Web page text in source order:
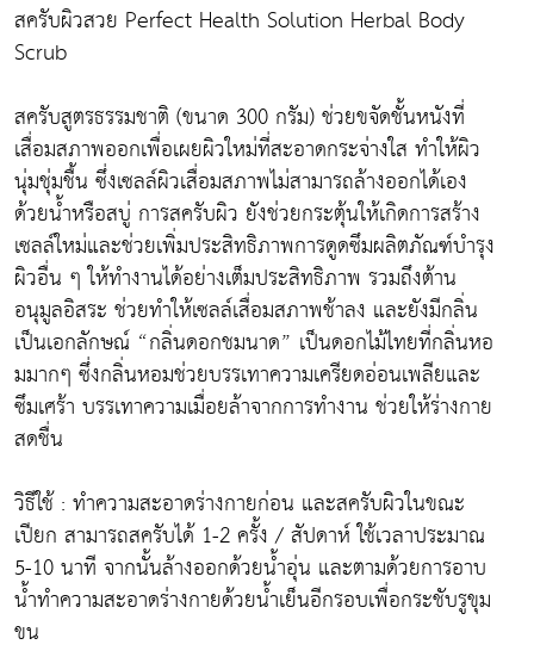
สครับผิวสวย Perfect Health Solution Herbal Body
Scrub
สครับสูตรธรรมชาติ (ขนาด 300 กรัม) ช่วยขจัดชั้นหนังที่
เสื่อมสภาพออกเพื่อเผยผิวใหม่ที่สะอาดกระจ่างใส ทำให้ผิว
นุ่มชุ่มชื้น ซึ่งเซลล์ผิวเสื่อมสภาพไม่สามารถล้างออกได้เอง
ด้วยน้ำหรือสบู่ การสครับผิว ยังช่วยกระตุ้นให้เกิดการสร้าง
เซลล์ใหม่และช่วยเพิ่มประสิทธิภาพการดูดซึมผลิตภัณฑ์บำรุง
ผิวอื่น ๆ ให้ทำงานได้อย่างเต็มประสิทธิภาพ รวมถึงต้าน
อนุมูลอิสระ ช่วยทำให้เซลล์เสื่อมสภาพช้าลง และยังมีกลิ่น
เป็นเอกลักษณ์ “กลิ่นดอกชมนาด” เป็นดอกไม้ไทยที่กลิ่นหอ
มมากๆ ซึ่งกลิ่นหอมช่วยบรรเทาความเครียดอ่อนเพลียและ
ซึมเศร้า บรรเทาความเมื่อยล้าจากการทำงาน ช่วยให้ร่างกาย
สดชื่น
วิธีใช้ : ทำความสะอาดร่างกายก่อน และสครับผิวในขณะ
เปียก สามารถสครับได้ 1-2 ครั้ง / สัปดาห์ ใช้เวลาประมาณ
5-10 นาที จากนั้นล้างออกด้วยน้ำอุ่น และตามด้วยการอาบ
น้ำทำความสะอาดร่างกายด้วยน้ำเย็นอีกรอบเพื่อกระชับรูขุม
ขน